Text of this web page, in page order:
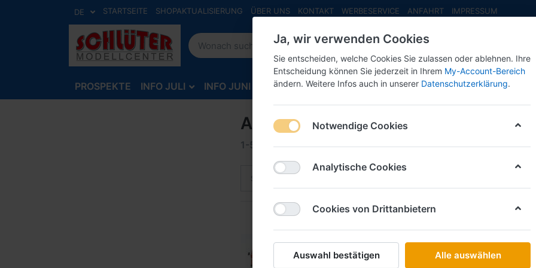
DE STARTSEITE SHOPAKTUALISIERUNG ÜBER UNS KONTAKT WERBESERVICE ANFAHRT IMPRESSUM
PROSPEKTE INFO JULI INFO JUNI INFO MAI NEU EINGETROFFEN NEUHEITEN
Artitec
1-5 von5
Sortiere nach
Aebi TP35 Pritschenwagen -1:87- -
lieferbar***
AT387702
Ja, wir verwenden Cookies
Sie entscheiden, welche Cookies Sie zulassen oder ablehnen. Ihre
Entscheidung können Sie jederzeit in Ihrem My-Account-Bereich
ändern. Weitere Infos auch in unserer Datenschutzerklärung.
Notwendige Cookies
Analytische Cookies
Cookies von Drittanbietern
Auswahl bestätigen Alle auswählen